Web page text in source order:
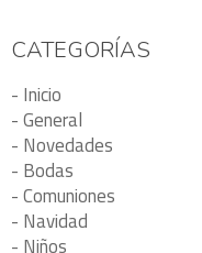
CATEGORÍAS
- Inicio
- General
- Novedades
- Bodas
- Comuniones
- Navidad
- Niños